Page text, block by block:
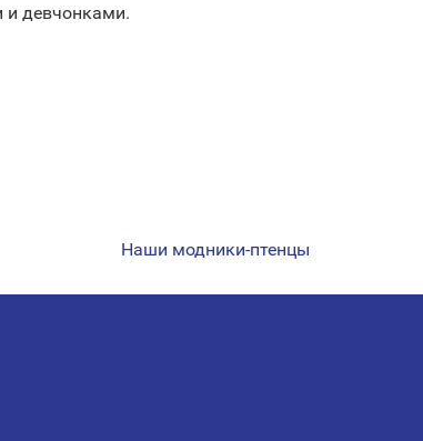
и девчонками.
Наши модники-птенцы